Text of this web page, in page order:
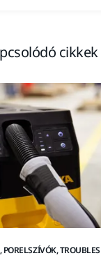
cikkek
PORELSZÍVÓK,